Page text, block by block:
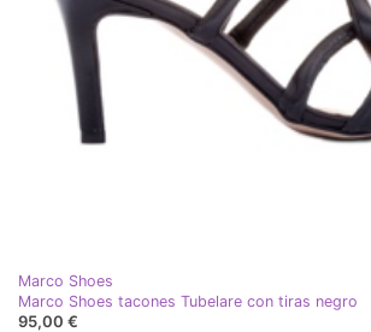
Marco Shoes
Marco Shoes tacones Tubelare con tiras negro
95,00 €